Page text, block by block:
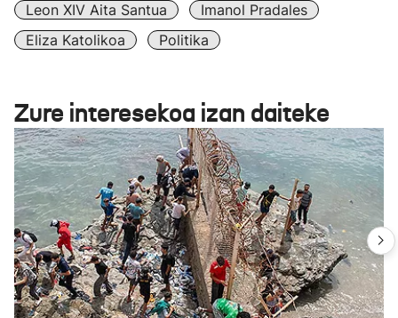
Leon XIV Aita Santua
Imanol Pradales
Eliza Katolikoa
Politika
Zure interesekoa izan daiteke